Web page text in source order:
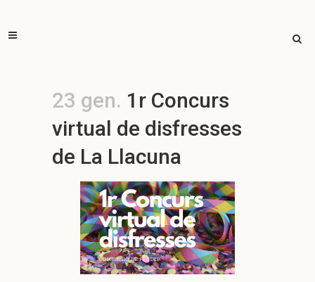
23 gen. 1r Concurs
virtual de disfresses
de La Llacuna